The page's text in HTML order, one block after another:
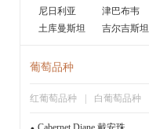
尼日利亚
津巴布韦
土库曼斯坦
吉尔吉斯坦
葡萄品种
红葡萄品种 白葡萄品种